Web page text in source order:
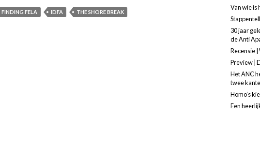
FINDING FELA IDFA THE SHORE BREAK
Van wie is
30 jaar
de Anti
Recensie |
Preview |
Het ANC
twee
Homo’s
Een